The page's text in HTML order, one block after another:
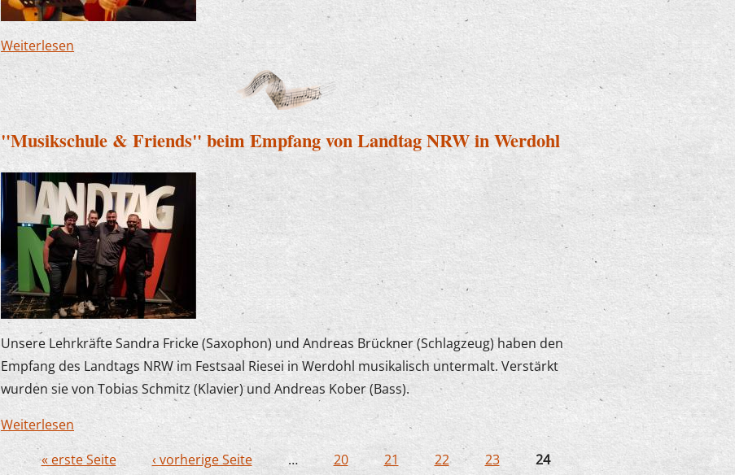
Weiterlesen über Fachleute am Werk: Lehrerkonzert der Musikschule Lennetal
"Musikschule & Friends" beim Empfang von Landtag NRW in Werdohl
Unsere Lehrkräfte Sandra Fricke (Saxophon) und Andreas Brückner (Schlagzeug) haben den
Empfang des Landtags NRW im Festsaal Riesei in Werdohl musikalisch untermalt. Verstärkt
wurden sie von Tobias Schmitz (Klavier) und Andreas Kober (Bass).
Weiterlesen über "Musikschule & Friends" beim Empfang von Landtag NRW in Werdohl
« erste Seite ‹ vorherige Seite … 20 21 22 23
24